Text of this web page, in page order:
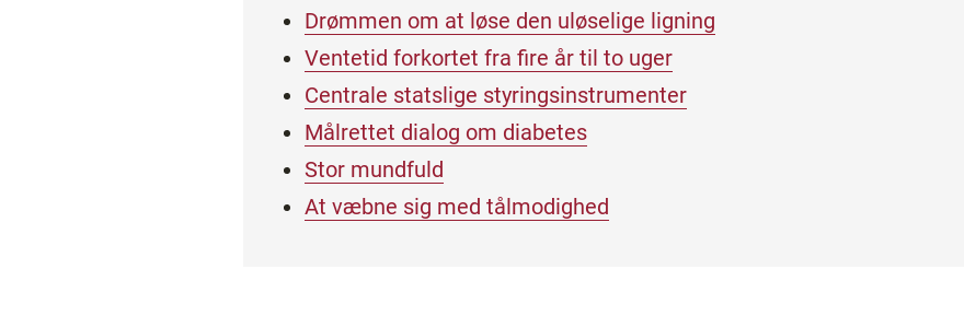
Drømmen om at løse den uløselige ligning
Ventetid forkortet fra fire år til to uger
Centrale statslige styringsinstrumenter
Målrettet dialog om diabetes
Stor mundfuld
At væbne sig med tålmodighed